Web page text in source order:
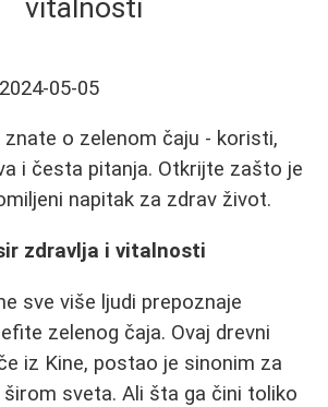
vitalnosti
2024-05-05
o zelenom čaju - koristi,
i česta pitanja. Otkrijte zašto je
napitak za zdrav život.
zdravlja i vitalnosti
sve više ljudi prepoznaje
zelenog čaja. Ovaj drevni
iz Kine, postao je sinonim za
sveta. Ali šta ga čini toliko